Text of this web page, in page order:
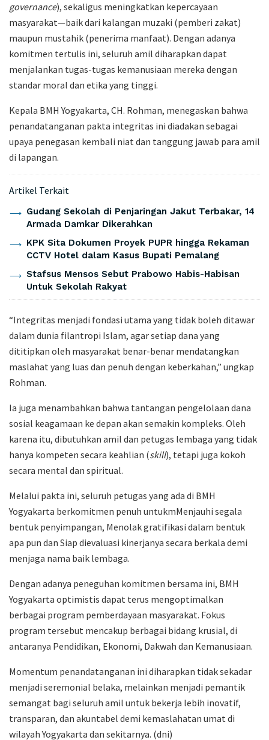
governance), sekaligus meningkatkan kepercayaan
masyarakat—baik dari kalangan muzaki (pemberi zakat)
maupun mustahik (penerima manfaat). Dengan adanya
komitmen tertulis ini, seluruh amil diharapkan dapat
menjalankan tugas-tugas kemanusiaan mereka dengan
standar moral dan etika yang tinggi.
Kepala BMH Yogyakarta, CH. Rohman, menegaskan bahwa
penandatanganan pakta integritas ini diadakan sebagai
upaya penegasan kembali niat dan tanggung jawab para amil
di lapangan.
Artikel Terkait
Gudang Sekolah di Penjaringan Jakut Terbakar, 14
Armada Damkar Dikerahkan
KPK Sita Dokumen Proyek PUPR hingga Rekaman
CCTV Hotel dalam Kasus Bupati Pemalang
Stafsus Mensos Sebut Prabowo Habis-Habisan
Untuk Sekolah Rakyat
“Integritas menjadi fondasi utama yang tidak boleh ditawar
dalam dunia filantropi Islam, agar setiap dana yang
dititipkan oleh masyarakat benar-benar mendatangkan
maslahat yang luas dan penuh dengan keberkahan,” ungkap
Rohman.
Ia juga menambahkan bahwa tantangan pengelolaan dana
sosial keagamaan ke depan akan semakin kompleks. Oleh
karena itu, dibutuhkan amil dan petugas lembaga yang tidak
hanya kompeten secara keahlian (skill), tetapi juga kokoh
secara mental dan spiritual.
Melalui pakta ini, seluruh petugas yang ada di BMH
Yogyakarta berkomitmen penuh untukmMenjauhi segala
bentuk penyimpangan, Menolak gratifikasi dalam bentuk
apa pun dan Siap dievaluasi kinerjanya secara berkala demi
menjaga nama baik lembaga.
Dengan adanya peneguhan komitmen bersama ini, BMH
Yogyakarta optimistis dapat terus mengoptimalkan
berbagai program pemberdayaan masyarakat. Fokus
program tersebut mencakup berbagai bidang krusial, di
antaranya Pendidikan, Ekonomi, Dakwah dan Kemanusiaan.
Momentum penandatanganan ini diharapkan tidak sekadar
menjadi seremonial belaka, melainkan menjadi pemantik
semangat bagi seluruh amil untuk bekerja lebih inovatif,
transparan, dan akuntabel demi kemaslahatan umat di
wilayah Yogyakarta dan sekitarnya. (dni)